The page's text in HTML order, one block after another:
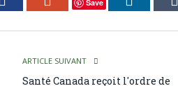
Save
ARTICLE SUIVANT
Santé Canada reçoit l'ordre de